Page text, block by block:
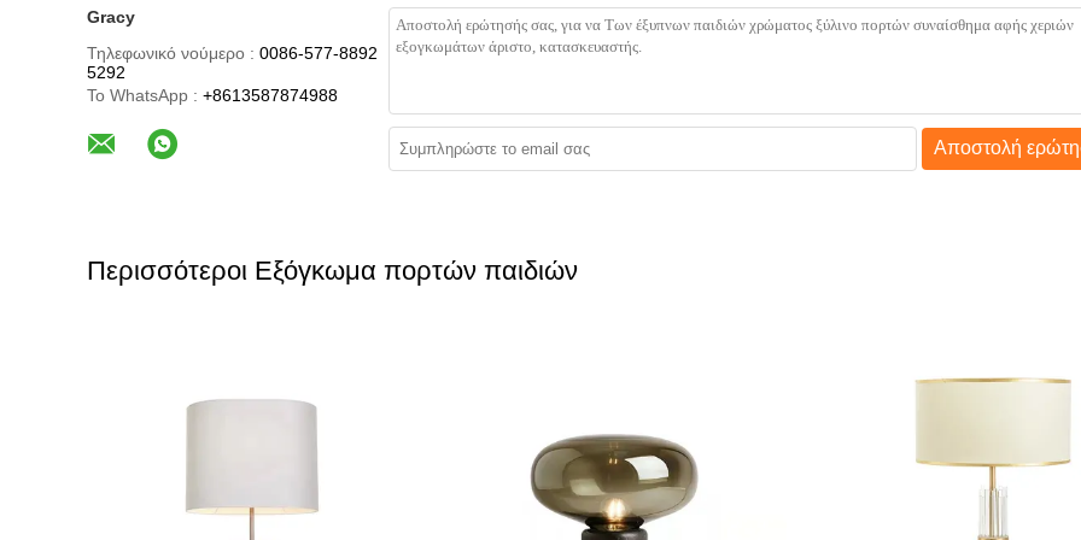
Gracy
Τηλεφωνικό νούμερο : 0086-577-8892
5292
Το WhatsApp : +8613587874988
Αποστολή
Περισσότεροι Εξόγκωμα πορτών παιδιών